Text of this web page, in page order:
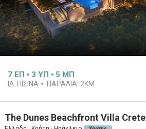
7 ΕΠ 3 ΥΠ 5 ΜΠ
ΙΔ. ΠΙΣΊΝΑ ΠΑΡΑΛΊΑ: 2KM
The Dunes Beachfront Villa Crete